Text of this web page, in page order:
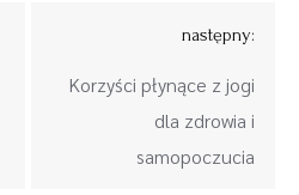
następny:
Korzyści płynące z jogi
dla zdrowia i
samopoczucia